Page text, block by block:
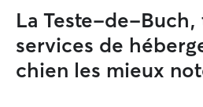
La Teste-de-Buch,
services de
chien les mieux